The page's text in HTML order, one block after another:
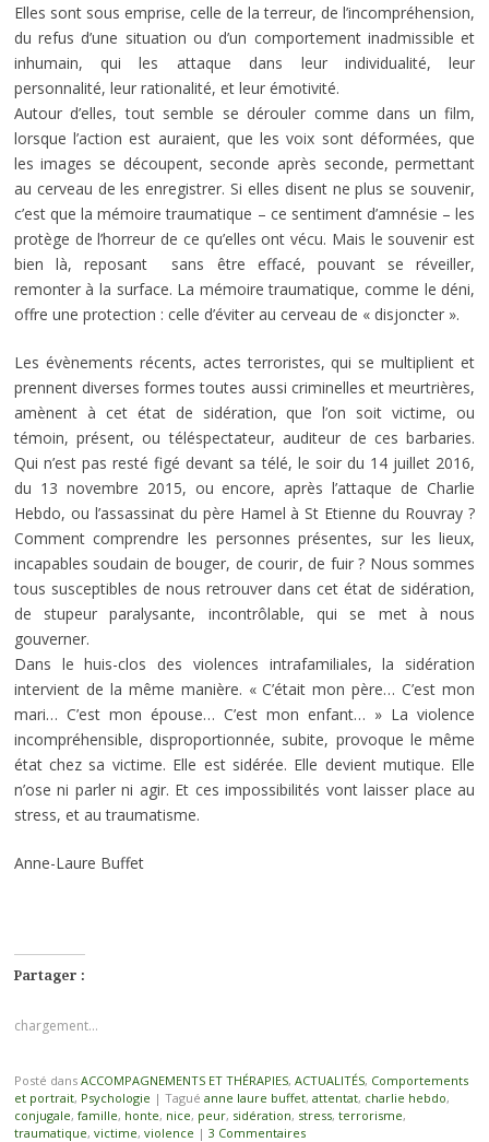
Elles sont sous emprise, celle de la terreur, de l’incompréhension,
du refus d’une situation ou d’un comportement inadmissible et
inhumain, qui les attaque dans leur individualité, leur
personnalité, leur rationalité, et leur émotivité.
Autour d’elles, tout semble se dérouler comme dans un film,
lorsque l’action est auraient, que les voix sont déformées, que
les images se découpent, seconde après seconde, permettant
au cerveau de les enregistrer. Si elles disent ne plus se souvenir,
c’est que la mémoire traumatique – ce sentiment d’amnésie – les
protège de l’horreur de ce qu’elles ont vécu. Mais le souvenir est
bien là, reposant sans être effacé, pouvant se réveiller,
remonter à la surface. La mémoire traumatique, comme le déni,
offre une protection : celle d’éviter au cerveau de « disjoncter ».
Les évènements récents, actes terroristes, qui se multiplient et
prennent diverses formes toutes aussi criminelles et meurtrières,
amènent à cet état de sidération, que l’on soit victime, ou
témoin, présent, ou téléspectateur, auditeur de ces barbaries.
Qui n’est pas resté figé devant sa télé, le soir du 14 juillet 2016,
du 13 novembre 2015, ou encore, après l’attaque de Charlie
Hebdo, ou l’assassinat du père Hamel à St Etienne du Rouvray ?
Comment comprendre les personnes présentes, sur les lieux,
incapables soudain de bouger, de courir, de fuir ? Nous sommes
tous susceptibles de nous retrouver dans cet état de sidération,
de stupeur paralysante, incontrôlable, qui se met à nous
gouverner.
Dans le huis-clos des violences intrafamiliales, la sidération
intervient de la même manière. « C’était mon père… C’est mon
mari… C’est mon épouse… C’est mon enfant… » La violence
incompréhensible, disproportionnée, subite, provoque le même
état chez sa victime. Elle est sidérée. Elle devient mutique. Elle
n’ose ni parler ni agir. Et ces impossibilités vont laisser place au
stress, et au traumatisme.
Anne-Laure Buffet
Partager :
chargement…
Posté dans ACCOMPAGNEMENTS ET THÉRAPIES, ACTUALITÉS, Comportements
et portrait, Psychologie | Tagué anne laure buffet, attentat, charlie hebdo,
conjugale, famille, honte, nice, peur, sidération, stress, terrorisme,
traumatique, victime, violence | 3 Commentaires